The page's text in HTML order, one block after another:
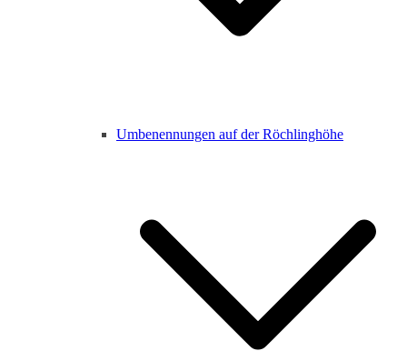
Umbenennungen auf der Röchlinghöhe